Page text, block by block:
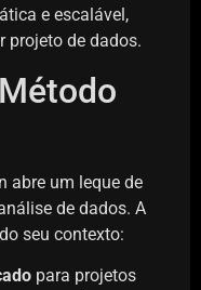
e escalável,
projeto de dados.
abre um leque de
de dados. A
seu contexto:
para projetos